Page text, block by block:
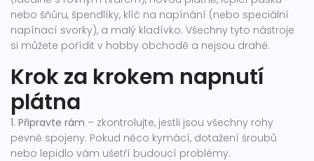
nebo šňůru, špendlíky, klíč na napínání (nebo speciální
napínací svorky), a malý kladívko. Všechny tyto nástroje
si můžete pořídit v hobby obchodě a nejsou drahé.
Krok za krokem napnutí
plátna
1. Připravte rám – zkontrolujte, jestli jsou všechny rohy
pevně spojeny. Pokud něco kymácí, dotažení šroubů
nebo lepidlo vám ušetří budoucí problémy.